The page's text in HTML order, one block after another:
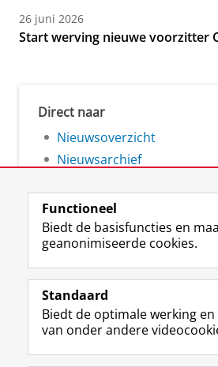
26 juni 2026
Start werving nieuwe voorzitter
Direct naar
Nieuwsoverzicht
Nieuwsarchief
Volg de RUG
F
a
e
b
L
i
k
e
Studiekiezers
Functioneel
Biedt de basisfuncties en
geanonimiseerde cookies.
Standaard
Biedt de optimale werking
van onder andere